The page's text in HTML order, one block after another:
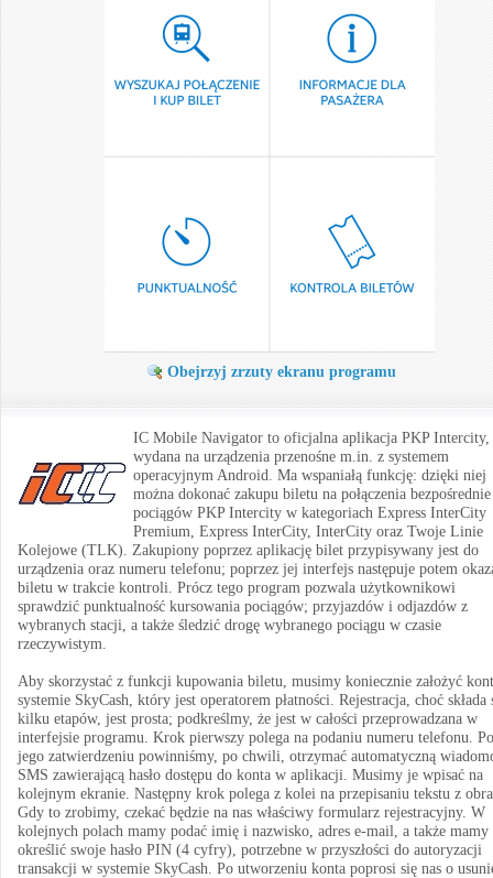
Obejrzyj zrzuty ekranu programu
IC Mobile Navigator to oficjalna aplikacja PKP Intercity,
wydana na urządzenia przenośne m.in. z systemem
operacyjnym Android. Ma wspaniałą funkcję: dzięki niej
można dokonać zakupu biletu na połączenia bezpośrednie
pociągów PKP Intercity w kategoriach Express InterCity
Premium, Express InterCity, InterCity oraz Twoje Linie
Kolejowe (TLK). Zakupiony poprzez aplikację bilet przypisywany jest do
urządzenia oraz numeru telefonu; poprzez jej interfejs następuje potem
biletu w trakcie kontroli. Prócz tego program pozwala użytkownikowi
sprawdzić punktualność kursowania pociągów; przyjazdów i odjazdów z
wybranych stacji, a także śledzić drogę wybranego pociągu w czasie
rzeczywistym.
Aby skorzystać z funkcji kupowania biletu, musimy koniecznie założyć
systemie SkyCash, który jest operatorem płatności. Rejestracja, choć składa
kilku etapów, jest prosta; podkreślmy, że jest w całości przeprowadzana w
interfejsie programu. Krok pierwszy polega na podaniu numeru telefonu. Po
jego zatwierdzeniu powinniśmy, po chwili, otrzymać automatyczną
SMS zawierającą hasło dostępu do konta w aplikacji. Musimy je wpisać na
kolejnym ekranie. Następny krok polega z kolei na przepisaniu tekstu z
Gdy to zrobimy, czekać będzie na nas właściwy formularz rejestracyjny. W
kolejnych polach mamy podać imię i nazwisko, adres e-mail, a także mamy
określić swoje hasło PIN (4 cyfry), potrzebne w przyszłości do autoryzacji
transakcji w systemie SkyCash. Po utworzeniu konta poprosi się nas o